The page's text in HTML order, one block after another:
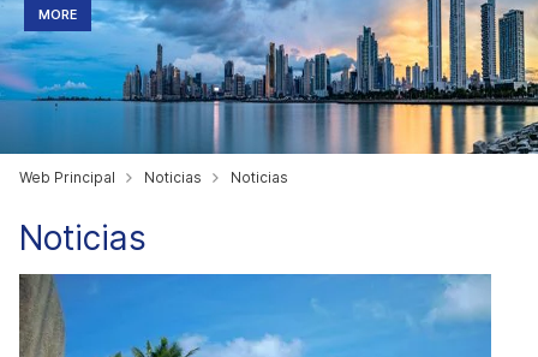
MORE
Web Principal Noticias Noticias
Noticias